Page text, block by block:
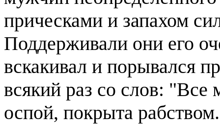
прическами и запахом
Поддерживали они его
вскакивал и порывался
всякий раз со слов: "Все
оспой, покрыта